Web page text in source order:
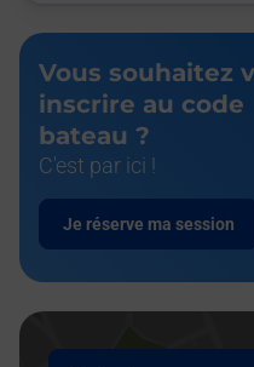
Vous souhaitez
inscrire au code
bateau ?
C'est par ici !
Je réserve ma session